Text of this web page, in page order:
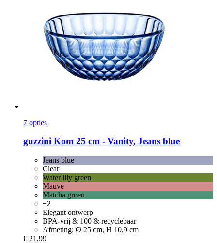
7 opties
guzzini Kom 25 cm -​ Vanity, Jeans blue
Jeans blue
Clear
Water lily green
Mauve
Matcha groen
+2
Elegant ontwerp
BPA-vrij & 100 & recyclebaar
Afmeting: Ø 25 cm, H 10,9 cm
€ 21,99